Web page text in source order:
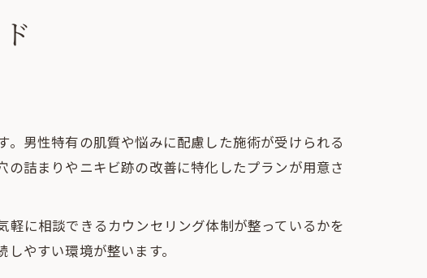
男性特有の肌質や悩みに配慮した施術が受けられる
詰まりやニキビ跡の改善に特化したプランが用意さ
に相談できるカウンセリング体制が整っているかを
やすい環境が整います。